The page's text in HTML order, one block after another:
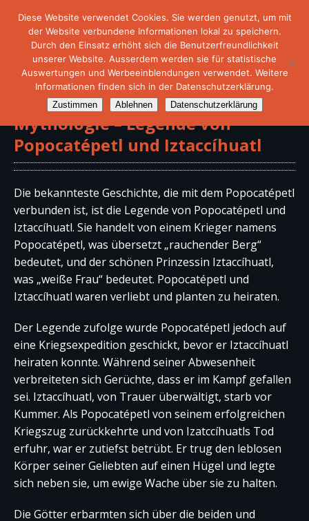
Mythologie – Legende von
Popocatépetl und Iztaccíhuatl
Die bekannteste Geschichte, die mit dem Popocatépetl
verbunden ist, ist die Legende von Popocatépetl und
Iztaccíhuatl. Sie handelt von einem Krieger namens
Popocatépetl, was übersetzt „rauchender Berg“
bedeutet, und der schönen Prinzessin Iztaccíhuatl,
was „weiße Frau“ bedeutet. Popocatépetl und
Iztaccíhuatl waren verliebt und planten zu heiraten.
Der Legende zufolge wurde Popocatépetl jedoch auf
eine Kriegsexpedition geschickt, bevor er Iztaccíhuatl
heiraten konnte. Während seiner Abwesenheit
verbreiteten sich Gerüchte, dass er im Kampf gefallen
sei. Iztaccíhuatl, von Trauer überwältigt, starb vor
Kummer. Als Popocatépetl von seinem erfolgreichen
Kriegszug zurückkehrte und von Izatccíhuatls Tod
erfuhr, war er zutiefst betrübt. Er trug den leblosen
Körper seiner Geliebten auf einen Hügel und legte
sich neben sie, um ewige Wache über sie zu halten.
Die Götter erbarmten sich über die beiden und
Diese Website verwendet Cookies. Sie werden genutzt, um mit
der Website verbundene Informationen lokal zu speichern.
Durch den Einsatz erhöht sich die Benutzerfreundlichkeit
unserer Website. Ausserdem werden sie für statistische
Auswertungen und Werbeeinblendungen verwendet. Weitere
Informationen finden sich in der Datenschutzerklärung.
Zustimmen Ablehnen Datenschutzerklärung